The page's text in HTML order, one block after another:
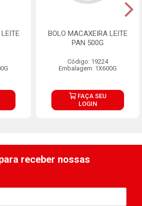
BOLO MACAXEIRA LEITE
PAN 500G
Código: 19224
Embalagem: 1X600G
FAÇA SEU
LOGIN
receber nossas